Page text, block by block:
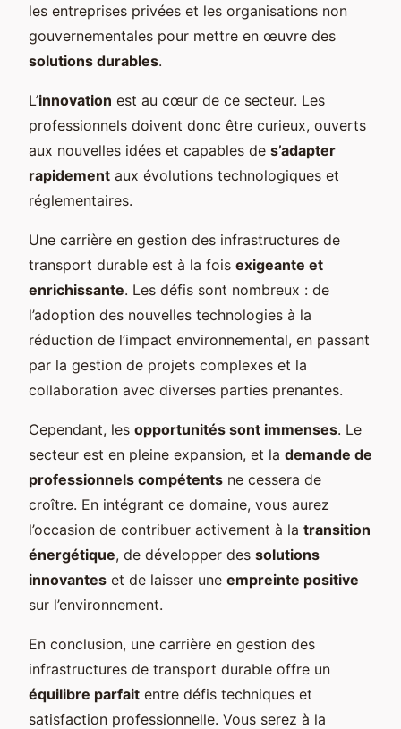
les entreprises privées et les organisations non
gouvernementales pour mettre en œuvre des
solutions durables.
L’innovation est au cœur de ce secteur. Les
professionnels doivent donc être curieux, ouverts
aux nouvelles idées et capables de s’adapter
rapidement aux évolutions technologiques et
réglementaires.
Une carrière en gestion des infrastructures de
transport durable est à la fois exigeante et
enrichissante. Les défis sont nombreux : de
l’adoption des nouvelles technologies à la
réduction de l’impact environnemental, en passant
par la gestion de projets complexes et la
collaboration avec diverses parties prenantes.
Cependant, les opportunités sont immenses. Le
secteur est en pleine expansion, et la demande de
professionnels compétents ne cessera de
croître. En intégrant ce domaine, vous aurez
l’occasion de contribuer activement à la transition
énergétique, de développer des solutions
innovantes et de laisser une empreinte positive
sur l’environnement.
En conclusion, une carrière en gestion des
infrastructures de transport durable offre un
équilibre parfait entre défis techniques et
satisfaction professionnelle. Vous serez à la